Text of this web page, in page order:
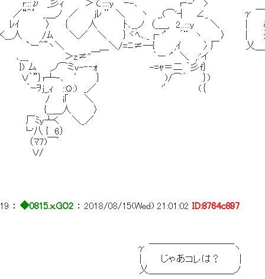
r:::ν　_彡ｨ　　 ｀＞て::::y⌒ｰ-､　　　 　 　 r‐-'⌒>
／“＾’　_＿ノ　／　　 jﾚ ¨　＼　　 ヽ　 _,(⌒'┤　 ∠_　　 　 　
ﾚｲ　　　　〉　　｛　　　人　　　　ﾄ､__ノ　（_＿,　2..:::y　　 ＼　　
く__,人　　　/ﾑ　　 ＼／　 ＼　　 ｝ヾﾍ､._┌ 'ﾟ　　´¨　ヽ　 　 〉　　　|
`ー＾~ヽ＼　　 　 　 ＿＼/=ﾆ≠─{　　　,ｲ　　　冫厂　　　　
､___　　　　　 ＞z≠''￣　　　　　　　　｀ー 'ﾟ　＼　,:'イ
}) ム　　,ノ⌒ミv-‐‐ｫ　　　　　　 　 -=ｬ＝二 ｀彡f｝
Ｖ｀”｝r┴-､　 ′　　｝　　　　　 　 　 　 )/⌒´　 　｝)
｀ｰｦj_,ｨ　 ::Q:)　_／　　　　　　　　　　'′　　　　(｛
/ 　 i｢　　 ＼
{__＿人　　　 〉
厂ﾐy┴く　　＼_／
└'八 {　6）
（ﾏ7)￣゜
Ｖ/
19 ： ◆0815.x.GO2 ： 2018/08/15(Wed) 21:01:02 ID:8764c897
γ ￣￣￣￣￣￣￣￣￣ヽ
｜　　 じゃあコレは？　 　 |
乂＿＿＿＿＿＿＿＿＿ノ